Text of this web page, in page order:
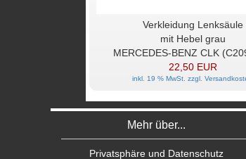
Verkleidung Lenksäule
mit Hebel grau
MERCEDES-BENZ CLK
22,50 EUR
inkl. 19 % MwSt. zzgl.
Mehr über...
Privatsphäre und Datenschutz